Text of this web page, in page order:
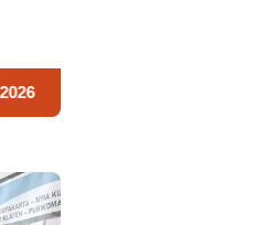
Kerja Buruh Bangunan Sepi, Roni